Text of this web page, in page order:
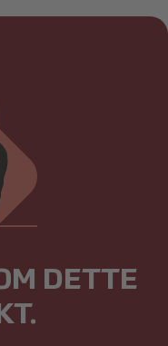
DETTE